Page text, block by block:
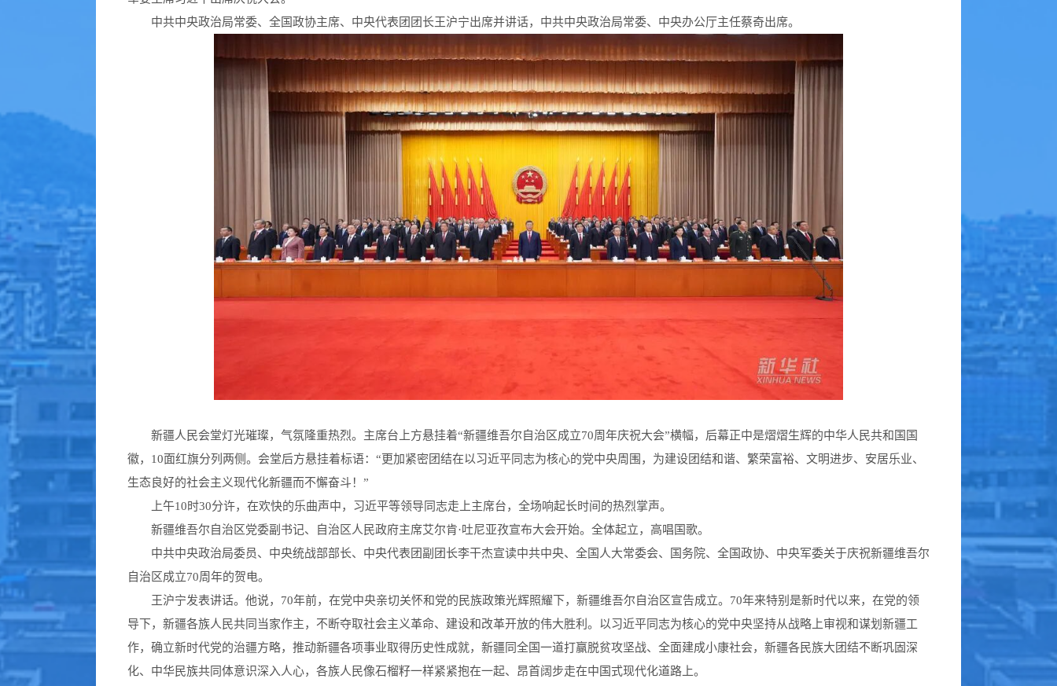
中共中央政治局常委、全国政协主席、中央代表团团长王沪宁出席并讲话，中共中央政治局常委、中央办公厅主任蔡奇出席。
新疆人民会堂灯光璀璨，气氛隆重热烈。主席台上方悬挂着“新疆维吾尔自治区成立70周年庆祝大会”横幅，后幕正中是熠熠生辉的中华人民共和国国
徽，10面红旗分列两侧。会堂后方悬挂着标语：“更加紧密团结在以习近平同志为核心的党中央周围，为建设团结和谐、繁荣富裕、文明进步、安居乐业、
生态良好的社会主义现代化新疆而不懈奋斗！”
上午10时30分许，在欢快的乐曲声中，习近平等领导同志走上主席台，全场响起长时间的热烈掌声。
新疆维吾尔自治区党委副书记、自治区人民政府主席艾尔肯·吐尼亚孜宣布大会开始。全体起立，高唱国歌。
中共中央政治局委员、中央统战部部长、中央代表团副团长李干杰宣读中共中央、全国人大常委会、国务院、全国政协、中央军委关于庆祝新疆维吾尔
自治区成立70周年的贺电。
王沪宁发表讲话。他说，70年前，在党中央亲切关怀和党的民族政策光辉照耀下，新疆维吾尔自治区宣告成立。70年来特别是新时代以来，在党的领
导下，新疆各族人民共同当家作主，不断夺取社会主义革命、建设和改革开放的伟大胜利。以习近平同志为核心的党中央坚持从战略上审视和谋划新疆工
作，确立新时代党的治疆方略，推动新疆各项事业取得历史性成就，新疆同全国一道打赢脱贫攻坚战、全面建成小康社会，新疆各民族大团结不断巩固深
化、中华民族共同体意识深入人心，各族人民像石榴籽一样紧紧抱在一起、昂首阔步走在中国式现代化道路上。